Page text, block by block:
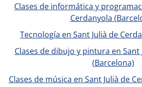
Clases de informática y
Cerdanyola
Tecnología en Sant Julià de
Clases de dibujo y pintura en Sant
(Barcelona)
Clases de música en Sant Julià de